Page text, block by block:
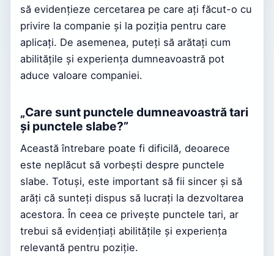
să evidențieze cercetarea pe care ați făcut-o cu
privire la companie și la poziția pentru care
aplicați. De asemenea, puteți să arătați cum
abilitățile și experiența dumneavoastră pot
aduce valoare companiei.
„Care sunt punctele dumneavoastră tari
și punctele slabe?”
Această întrebare poate fi dificilă, deoarece
este neplăcut să vorbești despre punctele
slabe. Totuși, este important să fii sincer și să
arăți că sunteți dispus să lucrați la dezvoltarea
acestora. În ceea ce privește punctele tari, ar
trebui să evidențiați abilitățile și experiența
relevantă pentru poziție.